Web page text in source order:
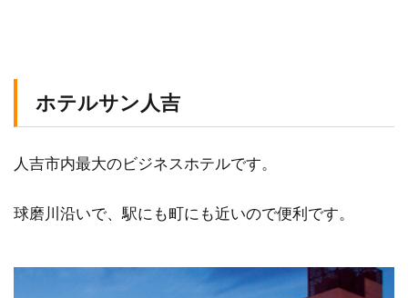
ホテルサン人吉
人吉市内最大のビジネスホテルです。
球磨川沿いで、駅にも町にも近いので便利です。